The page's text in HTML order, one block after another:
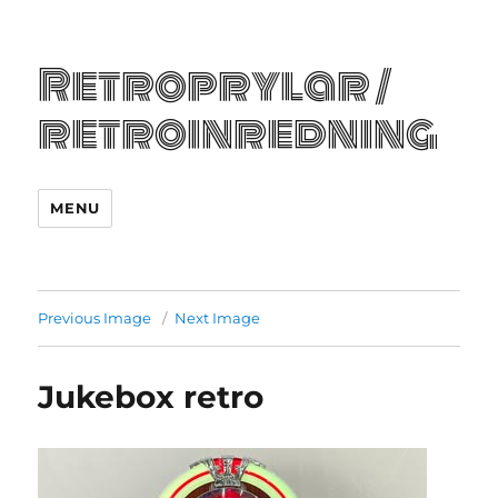
Retroprylar /
retroinredning
MENU
Previous Image Next Image
Jukebox retro